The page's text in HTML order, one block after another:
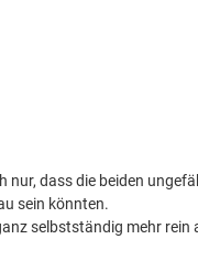
nur, dass die beiden
sein könnten.
selbstständig mehr rein